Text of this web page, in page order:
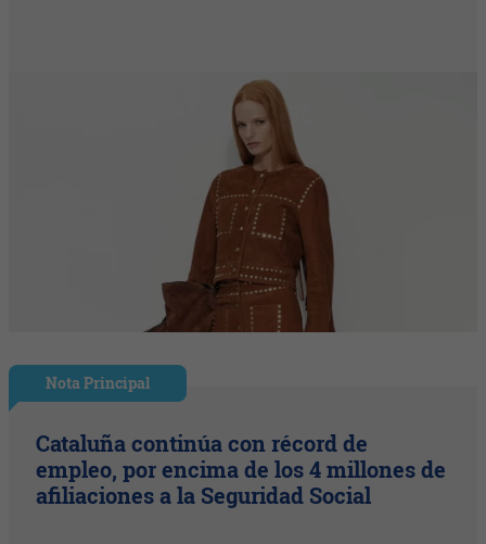
Nota Principal
Cataluña continúa con récord de
empleo, por encima de los 4 millones de
afiliaciones a la Seguridad Social